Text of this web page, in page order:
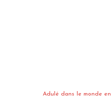
Adulé dans le monde